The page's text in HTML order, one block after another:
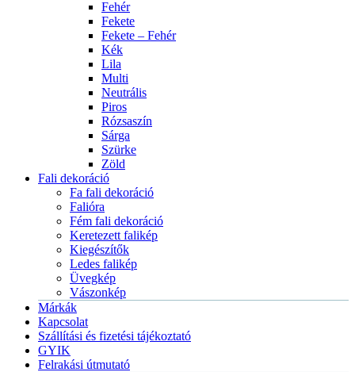
Fehér
Fekete
Fekete – Fehér
Kék
Lila
Multi
Neutrális
Piros
Rózsaszín
Sárga
Szürke
Zöld
Fali dekoráció
Fa fali dekoráció
Falióra
Fém fali dekoráció
Keretezett falikép
Kiegészítők
Ledes falikép
Üvegkép
Vászonkép
Márkák
Kapcsolat
Szállítási és fizetési tájékoztató
GYIK
Felrakási útmutató